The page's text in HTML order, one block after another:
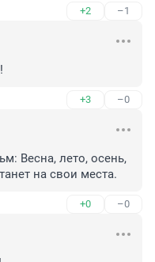
+2 –1
+3 –0
Весна, лето, осень,
на свои места.
+0 –0